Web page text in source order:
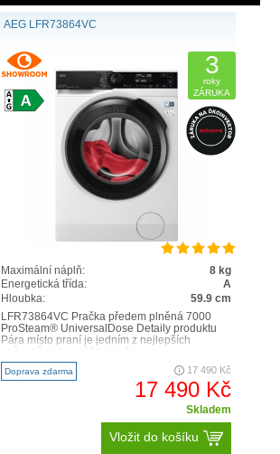
AEG LFR73864VC
3
roky
ZÁRUKA
Maximální náplň:
8 kg
Energetická třída:
A
Hloubka:
59.9 cm
LFR73864VC Pračka předem plněná 7000
ProSteam® UniversalDose Detaily produktu
Pára místo praní je jedním z nejlepších
Doprava zdarma 17 490 Kč
17 490 Kč
Skladem
Vložit do košíku